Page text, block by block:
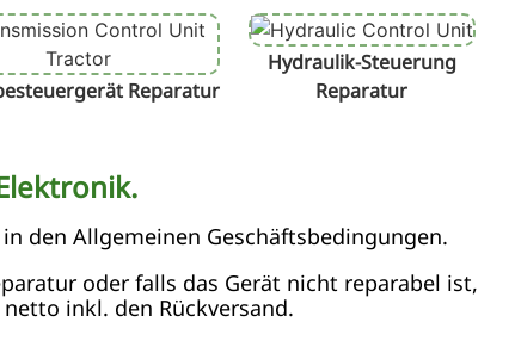
Reparatur
Hydraulik-Steuerung
Reparatur
den Allgemeinen Geschäftsbedingungen.
oder falls das Gerät nicht reparabel ist,
inkl. den Rückversand.